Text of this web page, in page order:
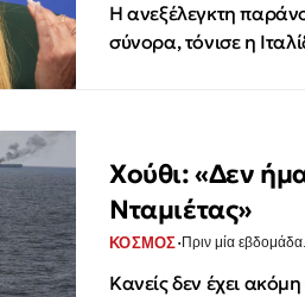
Η ανεξέλεγκτη
σύνορα, τόνισε η
Χούθι: «Δεν
Νταμιέτας»
ΚΟΣΜΟΣ· Πριν μία εβδομάδα.
Κανείς δεν έχει